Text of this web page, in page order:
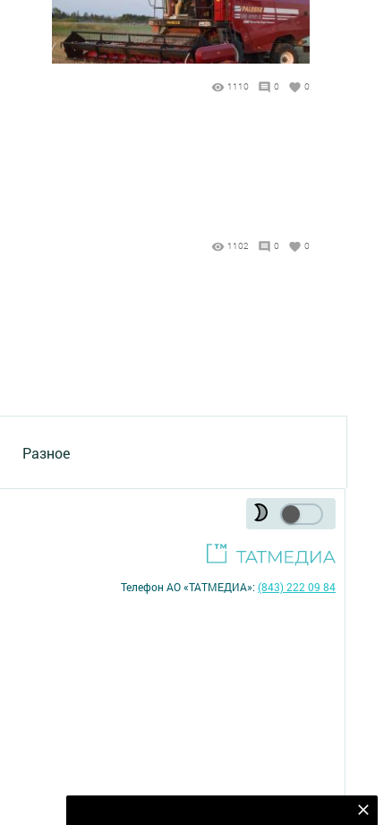
1110 0 0
1102 0 0
Разное
Телефон АО «ТАТМЕДИА»:(843) 222 09 84